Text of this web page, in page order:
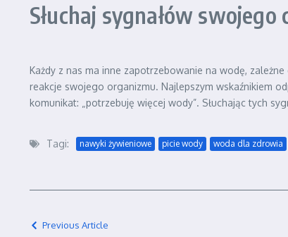
Słuchaj sygnałów swojego
Każdy z nas ma inne zapotrzebowanie na wodę,
reakcje swojego organizmu. Najlepszym wskaźnikiem
komunikat: „potrzebuję więcej wody”. Słuchając tych
Tagi: nawyki żywieniowe picie wody woda dla zdrowia
Previous Article